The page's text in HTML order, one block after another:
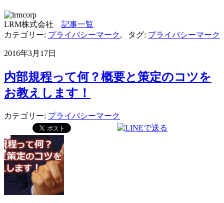
LRM株式会社 記事一覧
カテゴリー: プライバシーマーク, タグ: プライバシーマーク
2016年3月17日
内部規程って何？概要と策定のコツを
お教えします！
カテゴリー: プライバシーマーク